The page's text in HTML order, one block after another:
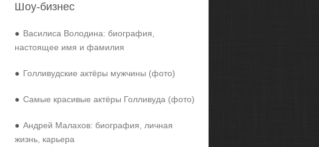
Шоу-бизнес
● Василиса Володина: биография,
настоящее имя и фамилия
● Голливудские актёры мужчины (фото)
● Самые красивые актёры Голливуда (фото)
● Андрей Малахов: биография, личная
жизнь, карьера